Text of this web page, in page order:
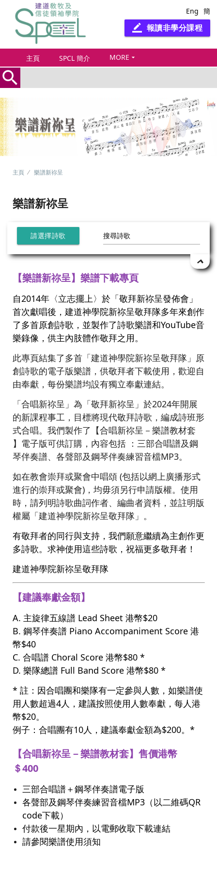
Eng 簡
border_color 報讀非學分課程
主頁 SPCL 簡介 MORE arrow_drop_down
search
主頁 樂譜新祢呈
樂譜新祢呈
請選擇詩歌
【樂譜新祢呈】樂譜下載專頁
自2014年〈立志擺上〉於「敬拜新祢呈發佈會」
首次獻唱後，建道神學院新祢呈敬拜隊多年來創作
了多首原創詩歌，並製作了詩歌樂譜和YouTube音
樂錄像，供主內肢體作敬拜之用。
此專頁結集了多首「建道神學院新祢呈敬拜隊」原
創詩歌的電子版樂譜，供敬拜者下載使用，歡迎自
由奉獻，每份樂譜均設有獨立奉獻連結。
「合唱新祢呈」為「敬拜新祢呈」於2024年開展
的新課程事工，目標將現代敬拜詩歌，編成詩班形
式合唱。我們製作了【合唱新祢呈－樂譜教材套
】電子版可供訂購，內容包括 ：三部合唱譜及鋼
琴伴奏譜、各聲部及鋼琴伴奏練習音檔MP3。
如在教會崇拜或聚會中唱頌 (包括以網上廣播形式
進行的崇拜或聚會)，均毋須另行申請版權。使用
時，請列明詩歌曲詞作者、編曲者資料，並註明版
權屬「建道神學院新祢呈敬拜隊」。
有敬拜者的同行與支持，我們願意繼續為主創作更
多詩歌。求神使用這些詩歌，祝福更多敬拜者！
建道神學院新祢呈敬拜隊
【建議奉獻金額】
A. 主旋律五線譜 Lead Sheet 港幣$20
B. 鋼琴伴奏譜 Piano Accompaniment Score 港
幣$40
C. 合唱譜 Choral Score 港幣$80 *
D. 樂隊總譜 Full Band Score 港幣$80 *
* 註：因合唱團和樂隊有一定參與人數，如樂譜使
用人數超過4人，建議按照使用人數奉獻，每人港
幣$20。
例子：合唱團有10人，建議奉獻金額為$200。*
【合唱新祢呈－樂譜教材套】售價港幣
＄400
三部合唱譜＋鋼琴伴奏譜電子版
各聲部及鋼琴伴奏練習音檔MP3（以二維碼QR
code下載）
付款後一星期內，以電郵收取下載連結
請參閱樂譜使用須知